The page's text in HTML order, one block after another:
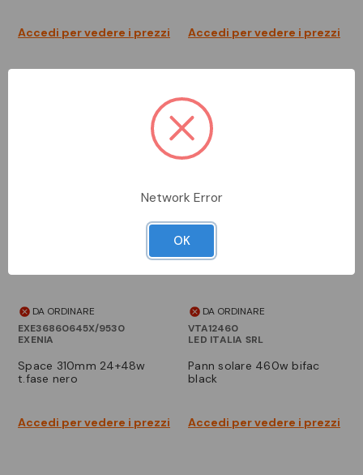
Accedi per vedere i prezzi Accedi per vedere i prezzi
DA ORDINARE
EXE36860645X/9530
EXENIA
space 310mm 24+48w
t.fase nero
Accedi per vedere i prezzi
DA ORDINARE
VTA12460
LED ITALIA SRL
pann solare 460w bifac
black
Accedi per vedere i prezzi
Network Error
OK